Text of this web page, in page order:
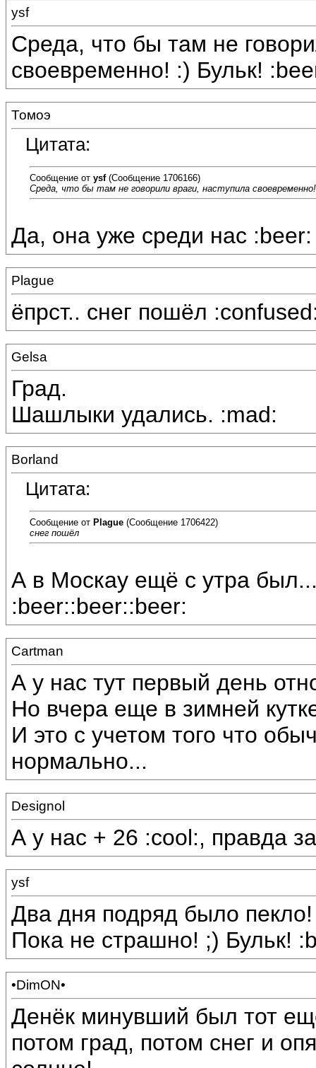
ysf
Среда, что бы там не
своевременно! :) Бульк!
Томоэ
Цитата:
Сообщение от ysf(Сообщение 1706166)
Среда, что бы там не говорили враги, наступила своевременно!
Да, она уже среди нас :beer:
Plague
ёпрст.. снег пошёл
Gelsa
Град.
Шашлыки удались. :mad:
Borland
Цитата:
Сообщение от Plague (Сообщение 1706422)
снег пошёл
А в Москау ещё с утра
:beer::beer::beer:
Cartman
А у нас тут первый день
Но вчера еще в зимней
И это с учетом того что
нормально...
Designol
А у нас + 26 :cool:, правда
ysf
Два дня подряд было
Пока не страшно! ;) Бульк!
•DimON•
Денёк минувший был тот
потом град, потом снег и